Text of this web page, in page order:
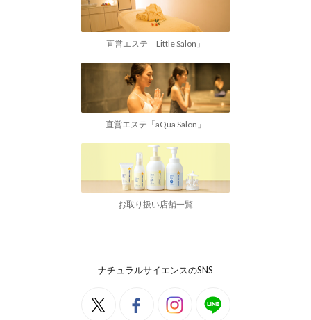
直営エステ「Little Salon」
直営エステ「aQua Salon」
お取り扱い店舗一覧
ナチュラルサイエンスのSNS